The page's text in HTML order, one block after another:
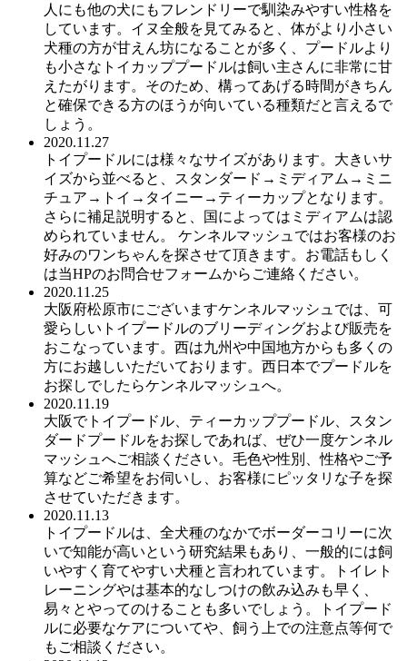
人にも他の犬にもフレンドリーで馴染みやすい性格を
しています。イヌ全般を見てみると、体がより小さい
犬種の方が甘えん坊になることが多く、プードルより
も小さなトイカッププードルは飼い主さんに非常に甘
えたがります。そのため、構ってあげる時間がきちん
と確保できる方のほうが向いている種類だと言えるで
しょう。
2020.11.27
トイプードルには様々なサイズがあります。大きいサ
イズから並べると、スタンダード→ミディアム→ミニ
チュア→トイ→タイニー→ティーカップとなります。
さらに補足説明すると、国によってはミディアムは認
められていません。 ケンネルマッシュではお客様のお
好みのワンちゃんを探させて頂きます。お電話もしく
は当HPのお問合せフォームからご連絡ください。
2020.11.25
大阪府松原市にございますケンネルマッシュでは、可
愛らしいトイプードルのブリーディングおよび販売を
おこなっています。西は九州や中国地方からも多くの
方にお越しいただいております。西日本でプードルを
お探しでしたらケンネルマッシュへ。
2020.11.19
大阪でトイプードル、ティーカッププードル、スタン
ダードプードルをお探しであれば、ぜひ一度ケンネル
マッシュへご相談ください。毛色や性別、性格やご予
算などご希望をお伺いし、お客様にピッタリな子を探
させていただきます。
2020.11.13
トイプードルは、全犬種のなかでボーダーコリーに次
いで知能が高いという研究結果もあり、一般的には飼
いやすく育てやすい犬種と言われています。トイレト
レーニングやは基本的なしつけの飲み込みも早く、
易々とやってのけることも多いでしょう。トイプード
ルに必要なケアについてや、飼う上での注意点等何で
もご相談ください。